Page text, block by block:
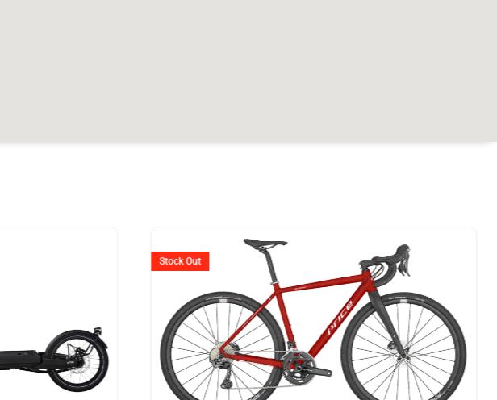
9'299CHF 4'649.
Stock Out
Preis
war:
CHF 2'020
ist:
CHF